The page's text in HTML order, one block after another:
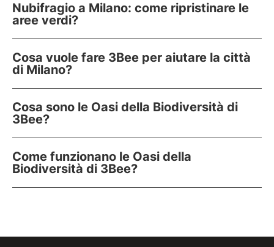
Nubifragio a Milano: come ripristinare le
aree verdi?
Cosa vuole fare 3Bee per aiutare la città
di Milano?
Cosa sono le Oasi della Biodiversità di
3Bee?
Come funzionano le Oasi della
Biodiversità di 3Bee?